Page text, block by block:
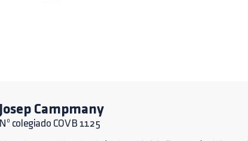
Josep Campmany
Nº colegiado COVB 1125